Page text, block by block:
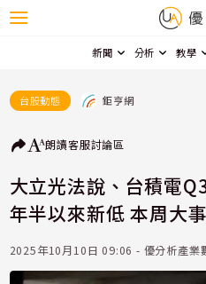
新聞 分析 教學
台股動態 鉅亨網
朗讀客服討論區
大立光法說、台積電
年半以來新低 本周大
2025年10月10日 09:06 - 優分析產業